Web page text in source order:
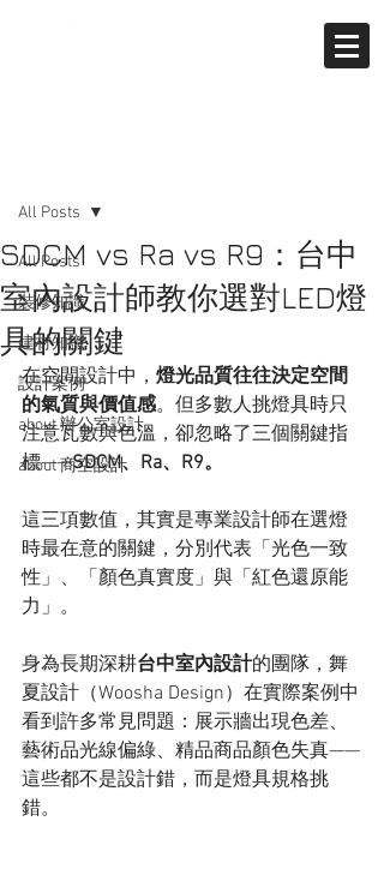
All Posts
裝修知識
建材知識
設計案例
about 辦公室設計
about 商空設計
All Posts
SDCM vs Ra vs R9：台中
室內設計師教你選對LED燈
具的關鍵
在空間設計中， 燈光品質往往決定空間
的氣質與價值感。但多數人挑燈具時只
注意瓦數與色溫，卻忽略了三個關鍵指
標——SDCM、Ra、R9。
這三項數值，其實是專業設計師在選燈
時最在意的關鍵，分別代表「光色一致
性」、「顏色真實度」與「紅色還原能
力」。
身為長期深耕台中室內設計的團隊，舞
夏設計（Woosha Design）在實際案例中
看到許多常見問題：展示牆出現色差、
藝術品光線偏綠、精品商品顏色失真——
這些都不是設計錯，而是燈具規格挑
錯。